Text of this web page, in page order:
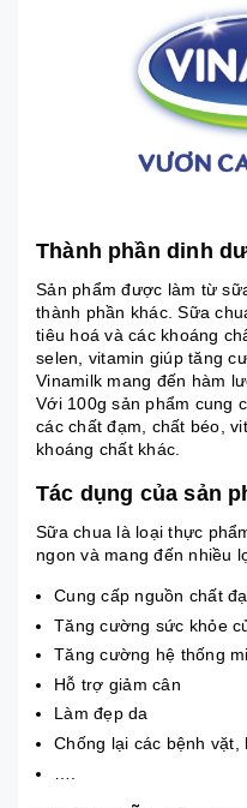
Thành phần dinh
Sản phẩm được làm từ
thành phần khác. Sữa
tiêu hoá và các khoáng
selen, vitamin giúp tăng
Vinamilk mang đến hàm
Với 100g sản phẩm cung
các chất đạm, chất béo,
khoáng chất khác.
Tác dụng của sản
Sữa chua là loại thực
ngon và mang đến nhiều
Cung cấp nguồn chất
Tăng cường sức khỏe
Tăng cường hệ thống
Hỗ trợ giảm cân
Làm đẹp da
Chống lại các bệnh